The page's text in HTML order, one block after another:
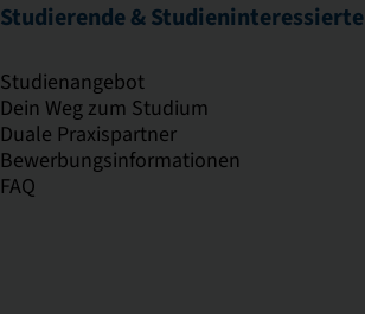
Studierende & Studieninteressierte
Studienangebot
Dein Weg zum Studium
Duale Praxispartner
Bewerbungsinformationen
FAQ